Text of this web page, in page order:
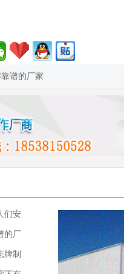
谱的厂家
们安
的厂
牌制